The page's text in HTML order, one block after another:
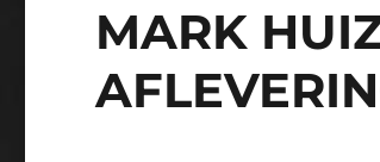
MARK